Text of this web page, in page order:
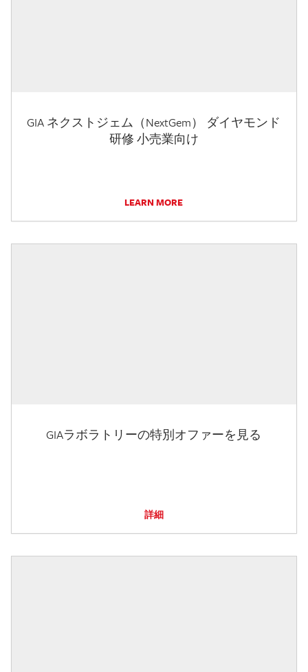
GIA ネクストジェム（NextGem） ダイヤモンド
研修 小売業向け
LEARN MORE
GIAラボラトリーの特別オファーを見る
詳細